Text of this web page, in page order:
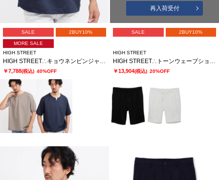
SALE 2BUY10%
MORE SALE
HIGH STREET
HIGH STREET∴キョウネンピンジャージハンソデBigキーネック
￥7,788(税込) 40%OFF
再入荷受付
SALE 2BUY10%
HIGH STREET
HIGH STREET∴トーンウェーブショーツ
￥13,904(税込) 20%OFF